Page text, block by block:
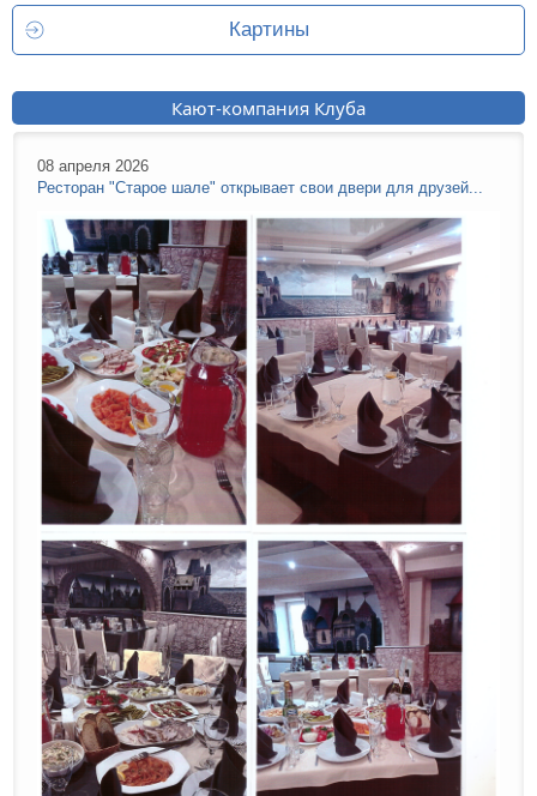
Картины
Кают-компания Клуба
08 апреля 2026
Ресторан "Старое шале" открывает свои двери для друзей...